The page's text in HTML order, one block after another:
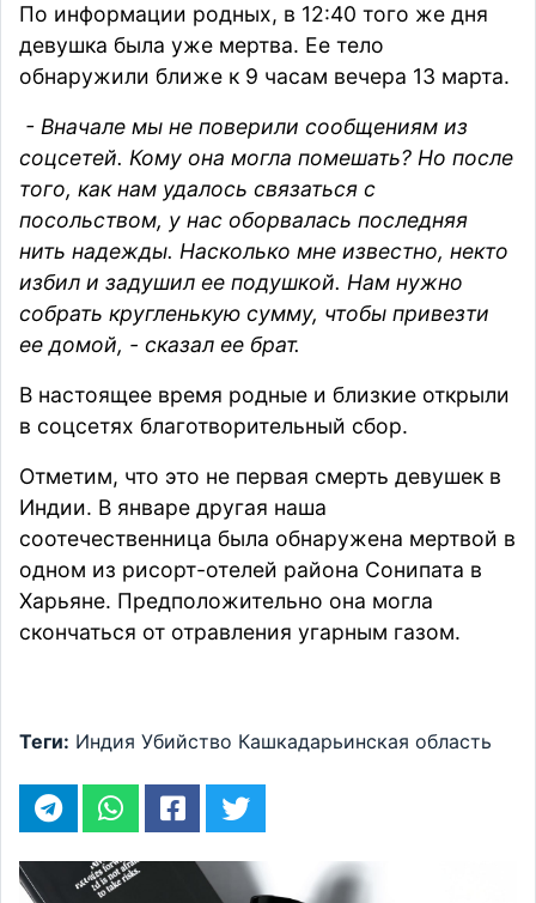
По информации родных, в 12:40 того же дня
девушка была уже мертва. Ее тело
обнаружили ближе к 9 часам вечера 13 марта.
- Вначале мы не поверили сообщениям из
соцсетей. Кому она могла помешать? Но после
того, как нам удалось связаться с
посольством, у нас оборвалась последняя
нить надежды. Насколько мне известно, некто
избил и задушил ее подушкой. Нам нужно
собрать кругленькую сумму, чтобы привезти
ее домой, - сказал ее брат.
В настоящее время родные и близкие открыли
в соцсетях благотворительный сбор.
Отметим, что это не первая смерть девушек в
Индии. В январе другая наша
соотечественница была обнаружена мертвой в
одном из рисорт-отелей района Сонипата в
Харьяне. Предположительно она могла
скончаться от отравления угарным газом.
Теги: Индия Убийство Кашкадарьинская область